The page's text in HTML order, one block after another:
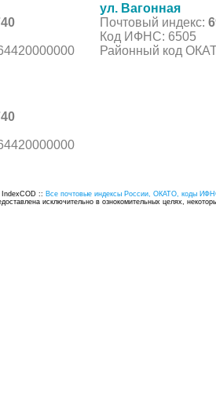
ул. Вагонная
Почтовый индекс:
Код ИФНС: 6505
Районный код
:: Все почтовые индексы России, ОКАТО, коды
исключительно в ознокомительных целях,